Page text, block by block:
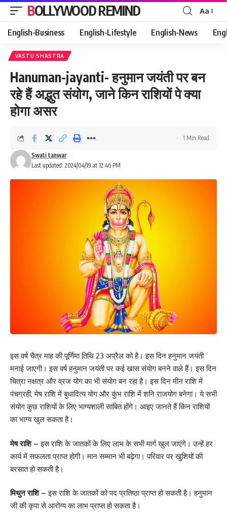
BOLLYWOOD REMIND
Font
Resizer
Aa
English-Business English-Lifestyle English-News
VASTU SHASTRA
Hanuman-jayanti- हनुमान जयंती पर बन
रहे हैं अद्भुत संयोग, जाने किन राशियों पे क्या
होगा असर
Last updated: 2024/04/19 at 12:46 PM
Swati tanwar
1 Min Read
इस वर्ष चैत्र माह की पूर्णिमा तिथि 23 अप्रैल को है। इस दिन हनुमान जयंती
मनाई जाएगी। इस वर्ष हनुमान जयंती पर कई खास संयोग बनने वाले हैं। इस दिन
चित्रा नक्षत्र और व्रज योग का भी संयोग बन रहा है। इस दिन मीन राशि में
पंचग्रही, मेष राशि में बुधादित्य योग और कुंभ राशि में शनि राजयोग बनेगा। ये सभी
संयोग कुछ राशियों के लिए भाग्यशाली साबित होंगे। आइए जानते हैं किन राशियों
का भाग्य खुल सकता है।
मेष राशि – इस राशि के जातकों के लिए लाभ के सभी मार्ग खुल जाएंगे। उन्हें हर
कार्य में सफलता प्राप्त होगी। मान सम्मान भी बढ़ेगा। परिवार पर खुशियों की
बरसात हो सकती है।
मिथुन राशि – इस राशि के जातकों को पद प्रतिष्ठा प्राप्त हो सकती है। हनुमान
जी की कृपा से आरोग्य का लाभ प्राप्त हो सकता है।